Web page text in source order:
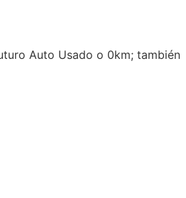
Auto Usado o 0km; también